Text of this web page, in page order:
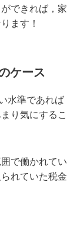
できれば，
ます！
ケース
水準であれば
り気にする
で働かれて
れていた税